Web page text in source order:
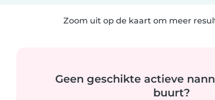
Zoom uit op de kaart om meer
Geen geschikte actieve
buurt?